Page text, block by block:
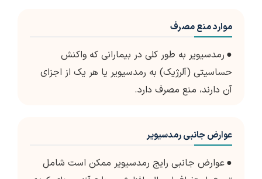
موارد منع مصرف
● رمدسیویر به طور کلی در بیمارانی که واکنش
حساسیتی (آلرژیک) به رمدسیویر یا هر یک از اجزای
آن دارند، منع مصرف دارد.
عوارض جانبی رمدسیویر
●عوارض جانبی رایج رمدسیویر ممکن است شامل